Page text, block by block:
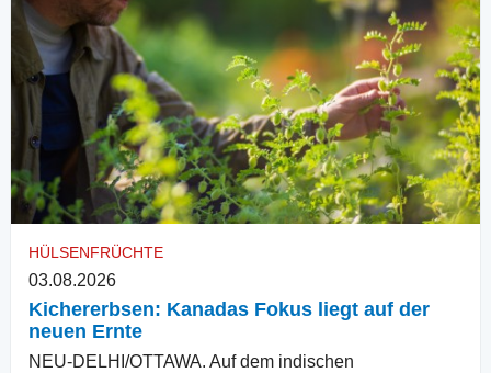
HÜLSENFRÜCHTE
03.08.2026
Kichererbsen: Kanadas Fokus liegt auf der
neuen Ernte
NEU-DELHI/OTTAWA. Auf dem indischen